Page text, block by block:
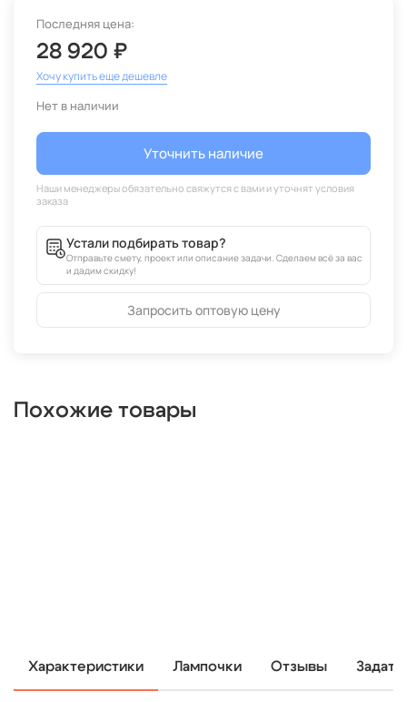
Последняя цена:
28 920 ₽
Хочу купить еще дешевле
Нет в наличии
Уточнить наличие
Устали подбирать товар?
Отправьте смету, проект или описание задачи. Сделаем всё за вас
и дадим скидку!
Запросить оптовую цену
Похожие товары
Характеристики Лампочки Отзывы